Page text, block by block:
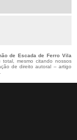
de Escada de Ferro Vila
mesmo citando nossos
de direito autoral – artigo